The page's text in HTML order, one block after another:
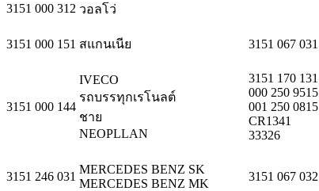
3151 000 312 วอลโว่
3151 000 151 สแกนเนีย 3151 067 031
3151 000 144
IVECO
รถบรรทุกเรโนลต์
ชาย
NEOPLLAN
3151 170 131
000 250 9515
001 250 0815
CR1341
33326
3151 246 031
MERCEDES BENZ SK
MERCEDES BENZ MK
3151 067 032